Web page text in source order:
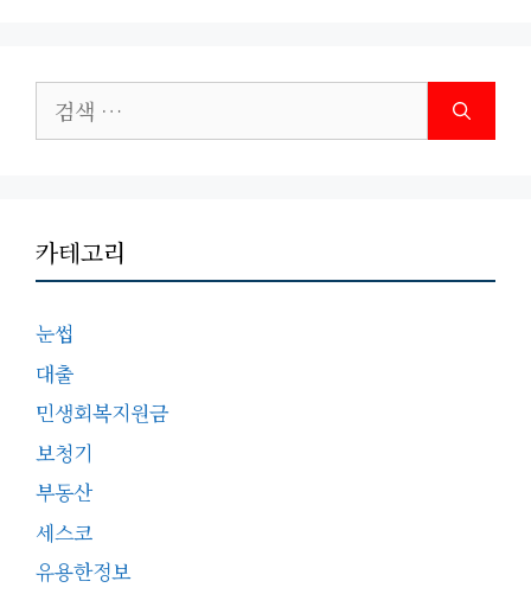
색:
카테고리
눈썹
대출
민생회복지원금
보청기
부동산
세스코
유용한정보